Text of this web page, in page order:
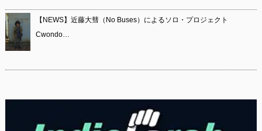
【NEWS】近藤大彗（No Buses）によるソロ・プロジェクト
Cwondo…